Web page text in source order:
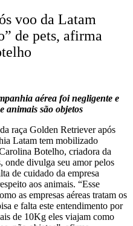
voo da Latam
de pets, afirma
aérea foi negligente e
animais são objetos
raça Golden Retriever após
Latam tem mobilizado
Botelho, criadora da
onde divulga seu amor pelos
de cuidado da empresa
aos animais. “Esse
as empresas aéreas tratam os
e falta este entendimento por
de 10Kg eles viajam como